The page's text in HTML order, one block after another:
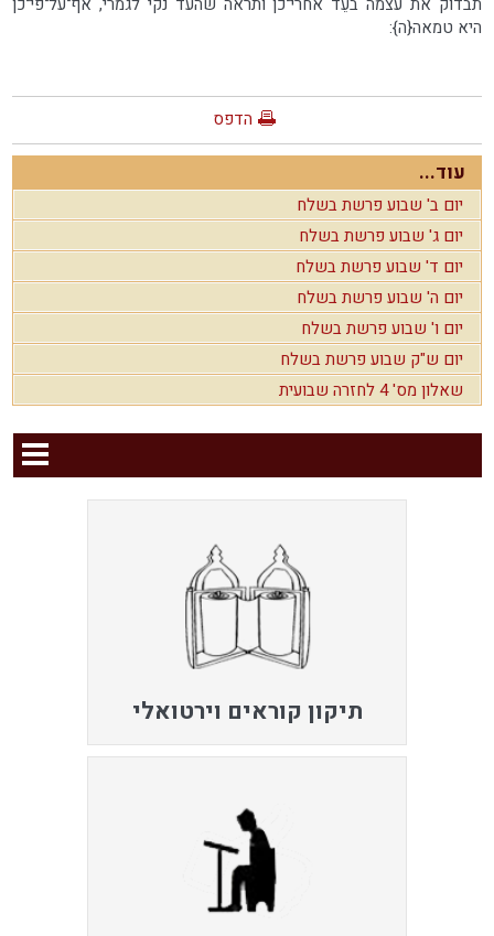
היא טמאה{ה}:
הדפס
עוד...
יום ב' שבוע פרשת בשלח
יום ג' שבוע פרשת בשלח
יום ד' שבוע פרשת בשלח
יום ה' שבוע פרשת בשלח
יום ו' שבוע פרשת בשלח
יום ש"ק שבוע פרשת בשלח
שאלון מס' 4 לחזרה שבועית
תיקון קוראים וירטואלי